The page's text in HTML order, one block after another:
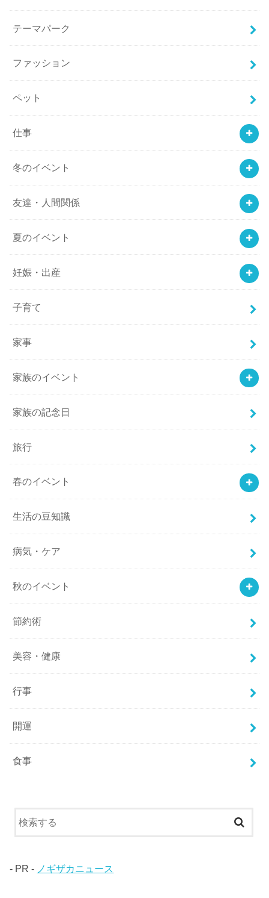
テーマパーク
ファッション
ペット
仕事
冬のイベント
友達・人間関係
夏のイベント
妊娠・出産
子育て
家事
家族のイベント
家族の記念日
旅行
春のイベント
生活の豆知識
病気・ケア
秋のイベント
節約術
美容・健康
行事
開運
食事
- PR - ノギザカニュース